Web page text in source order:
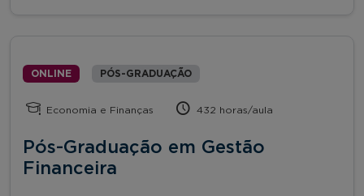
ONLINE PÓS-GRADUAÇÃO
Economia e Finanças 432 horas/aula
Pós-Graduação em Gestão
Financeira